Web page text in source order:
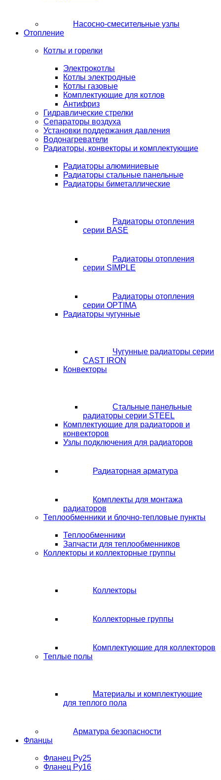
Насосно-смесительные узлы
Отопление
Котлы и горелки
Электрокотлы
Котлы электродные
Котлы газовые
Комплектующие для котлов
Антифриз
Гидравлические стрелки
Сепараторы воздуха
Установки поддержания давления
Водонагреватели
Радиаторы, конвекторы и комплектующие
Радиаторы алюминиевые
Радиаторы стальные панельные
Радиаторы биметаллические
Радиаторы отопления
серии BASE
Радиаторы отопления
серии SIMPLE
Радиаторы отопления
серии OPTIMA
Радиаторы чугунные
Чугунные радиаторы серии
CAST IRON
Конвекторы
Стальные панельные
радиаторы серии STEEL
Комплектующие для радиаторов и
конвекторов
Узлы подключения для радиаторов
Радиаторная арматура
Комплекты для монтажа
радиаторов
Теплообменники и блочно-тепловые пункты
Теплообменники
Запчасти для теплообменников
Коллекторы и коллекторные группы
Коллекторы
Коллекторные группы
Комплектующие для коллекторов
Теплые полы
Материалы и комплектующие
для теплого пола
Арматура безопасности
Фланцы
Фланец Ру25
Фланец Ру16